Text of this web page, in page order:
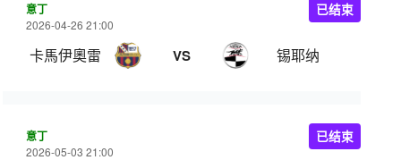
意丁
2026-04-26 21:00
卡馬伊奧雷 VS 锡耶纳
已结束
意丁
2026-05-03 21:00
已结束